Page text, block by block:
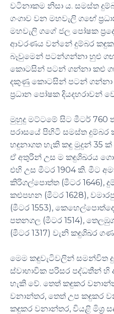
වටිනාකම නිසා ය. සමස්ත
ගංගාව වන මහවැලි ගඟේ
මහවැලි ගගේ ජල පෝෂක
ආවරණය වන්නේ දුම්බර
බෑවුමෙන් පටන්ගන්නා හුළු
කොටසින් පටන් ගන්නා කළු
දකුණු කොටසින් පටන් ගන්නා
ප්‍රධාන පෝෂක දියදහරාවන්
මුහුදු මට්ටමේ සිට මීටර් 760
පරාසයේ පිහිටි සමස්ත දුම්බර
හඳුනාගත හැකි කඳු මුදුන් 35
ඒ අතුරින් උස ම කඳුශිඛරය
එහි උස මීටර 1904 කි. මීට
කිරිගල්පොත්ත (මීටර 1646),
කළුපහන (මීටර 1628),
(මීටර 1553),
පතනගල (මීටර 1514),
(මීටර 1317) වැනි කඳුශිඛර
මෙම කඳුවැටිවලින් සමන්විත
ස්වාභාවික පරිසර පද්ධතීන්
හැකි වේ. තෙත් කඳුකර
වනාන්තර, තෙත් උප කඳුකර
කඳුකර වනාන්තර, වියළි මිශ්‍ර